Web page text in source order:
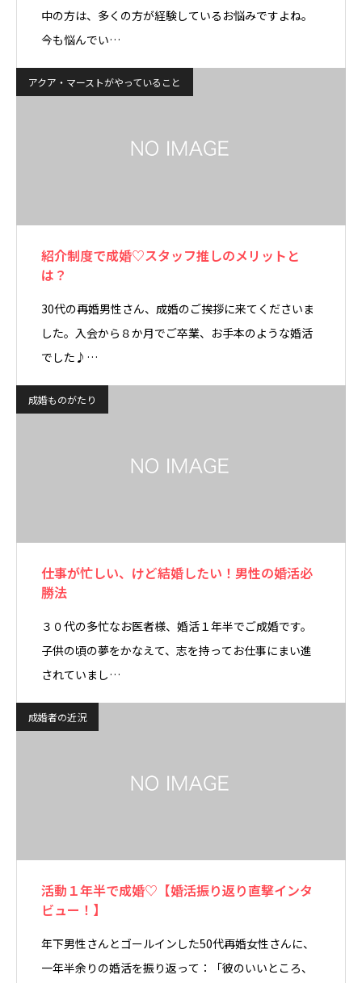
中の方は、多くの方が経験しているお悩みですよね。
今も悩んでい…
アクア・マーストがやっていること
紹介制度で成婚♡スタッフ推しのメリットと
は？
30代の再婚男性さん、成婚のご挨拶に来てくださいま
した。入会から８か月でご卒業、お手本のような婚活
でした♪…
成婚ものがたり
仕事が忙しい、けど結婚したい！男性の婚活必
勝法
３０代の多忙なお医者様、婚活１年半でご成婚です。
子供の頃の夢をかなえて、志を持ってお仕事にまい進
されていまし…
成婚者の近況
活動１年半で成婚♡【婚活振り返り直撃インタ
ビュー！】
年下男性さんとゴールインした50代再婚女性さんに、
一年半余りの婚活を振り返って：「彼のいいところ、